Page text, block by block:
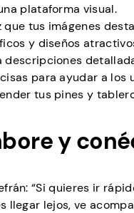
plataforma visual.
que tus imágenes
y diseños
descripciones
para ayudar a los
tus pines y
y
“Si quieres ir
llegar lejos, ve